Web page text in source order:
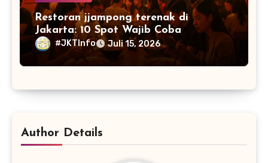
Restoran jjampong terenak di
Jakarta: 10 Spot Wajib Coba
#JKTInfo Juli 15, 2026
Author Details